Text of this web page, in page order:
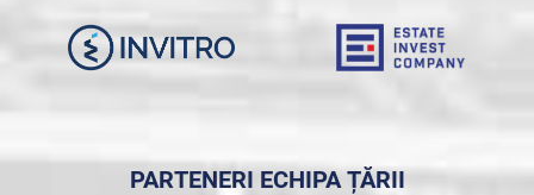
PARTENERI ECHIPA ȚĂRII